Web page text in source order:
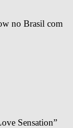
no Brasil com
Sensation”